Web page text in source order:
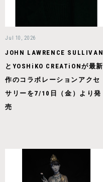
Jul 10, 2026
JOHN LAWRENCE SULLIVAN
とYOSHiKO CREATiONが最新
作のコラボレーションアクセ
サリーを7/10日（金）より発
売